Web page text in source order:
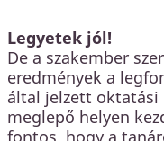
Legyetek jól!
De a szakember
eredmények a
által jelzett
meglepő helyen